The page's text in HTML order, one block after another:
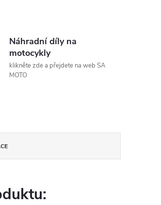
Náhradní díly na
motocykly
klikněte zde a přejdete na web SA
MOTO